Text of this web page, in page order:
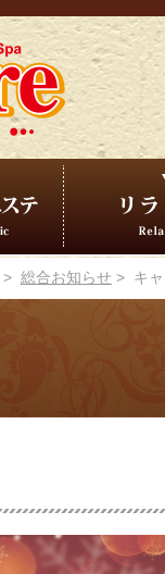
> 総合お知らせ > キャ